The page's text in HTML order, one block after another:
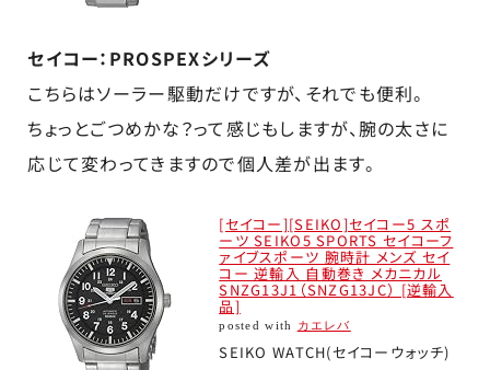
セイコー：PROSPEXシリーズ
こちらはソーラー駆動だけですが、それでも便利。
ちょっとごつめかな？って感じもしますが、腕の太さに
応じて変わってきますので個人差が出ます。
[セイコー][SEIKO]セイコー5 スポ
ーツ SEIKO5 SPORTS セイコーフ
ァイブスポーツ 腕時計 メンズ セイ
コー 逆輸入 自動巻き メカニカル
SNZG13J1（SNZG13JC） [逆輸入
品]
posted with カエレバ
SEIKO WATCH(セイコーウォッチ)